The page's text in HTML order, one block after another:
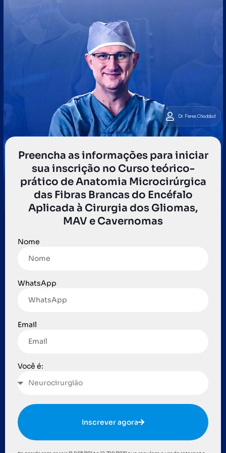
Preencha as informações para iniciar
sua inscrição no Curso teórico-
prático de Anatomia Microcirúrgica
das Fibras Brancas do Encéfalo
Aplicada à Cirurgia dos Gliomas,
MAV e Cavernomas
Nome
WhatsApp
Email
Você é:
Inscrever agora
Dr. Feres Chaddad